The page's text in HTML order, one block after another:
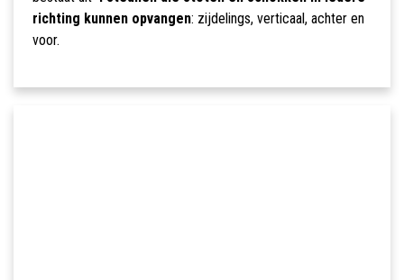
richting kunnen opvangen: zijdelings, verticaal, achter en
voor.